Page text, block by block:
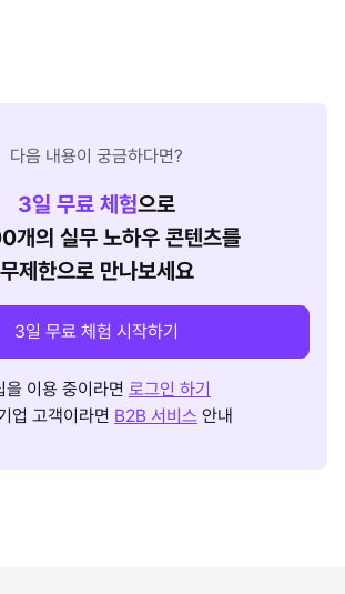
다음 내용이 궁금하다면?
3일 무료 체험으로
의 실무 노하우 콘텐츠를
무제한으로 만나보세요
3일 무료 체험 시작하기
을 이용 중이라면 로그인 하기
업 고객이라면 B2B 서비스 안내